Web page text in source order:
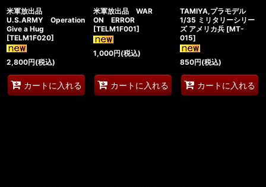
絞り込む
米軍放出品
U.S.ARMY Operation
Give a Hug
[TELM1F020]
2,800円(税込)
カートに入れる
米軍放出品 WAR
ON ERROR
[TELM1F001]
1,000円(税込)
カートに入れる
TAMIYA,プラモデル
1/35 ミリタリーシリー
ズ アメリカ兵 [MT-
015]
850円(税込)
カートに入れる